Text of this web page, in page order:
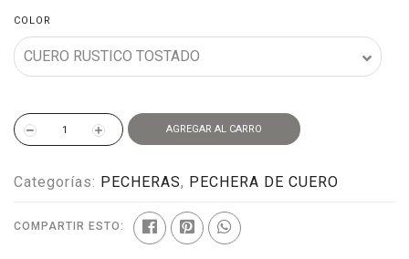
COLOR
AGREGAR AL CARRO
Categorías: PECHERAS, PECHERA DE CUERO
COMPARTIR ESTO: